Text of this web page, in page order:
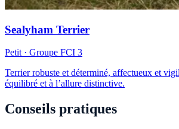
Sealyham Terrier
Petit · Groupe FCI 3
Terrier robuste et déterminé, affectueux et
équilibré et à l’allure distinctive.
Conseils pratiques